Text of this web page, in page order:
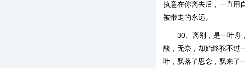
执意在你离去后，一直用
被带走的永远。
30、离别，是一叶舟
酸，无奈，却始终驼不过
叶，飘落了思念，飘来了